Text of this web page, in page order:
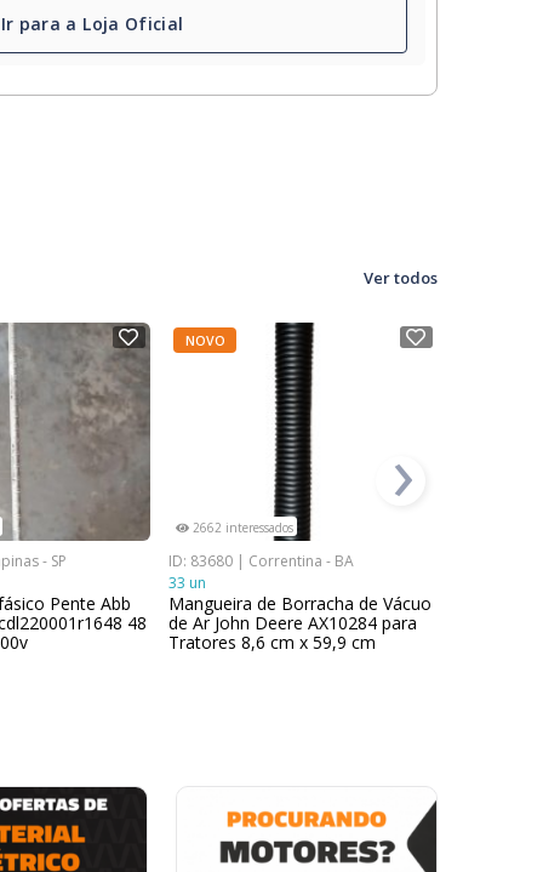
Ir para a Loja Oficial
Ver todos
- SP
Pente Abb
48
NOVO
2662 interessados
ID: 83680 | Correntina - BA
33 un
Mangueira de Borracha de Vácuo
de Ar John Deere AX10284 para
Tratores 8,6 cm x 59,9 cm
›